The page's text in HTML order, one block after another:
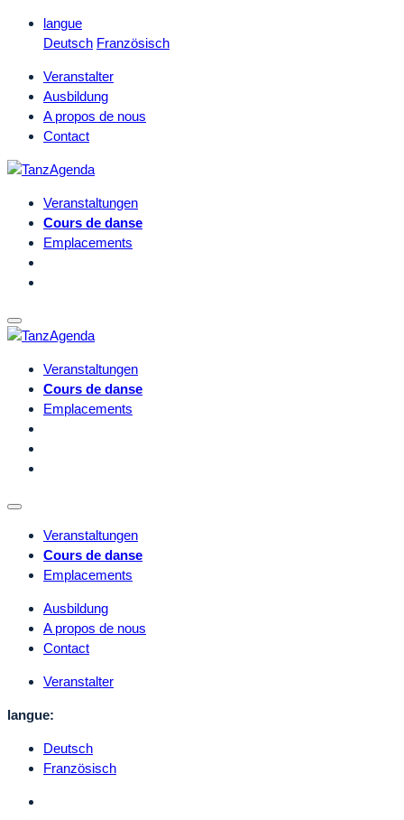
langue
Deutsch Französisch
Veranstalter
Ausbildung
A propos de nous
Contact
Veranstaltungen
Cours de danse
Emplacements
Veranstaltungen
Cours de danse
Emplacements
Veranstaltungen
Cours de danse
Emplacements
Ausbildung
A propos de nous
Contact
Veranstalter
langue:
Deutsch
Französisch